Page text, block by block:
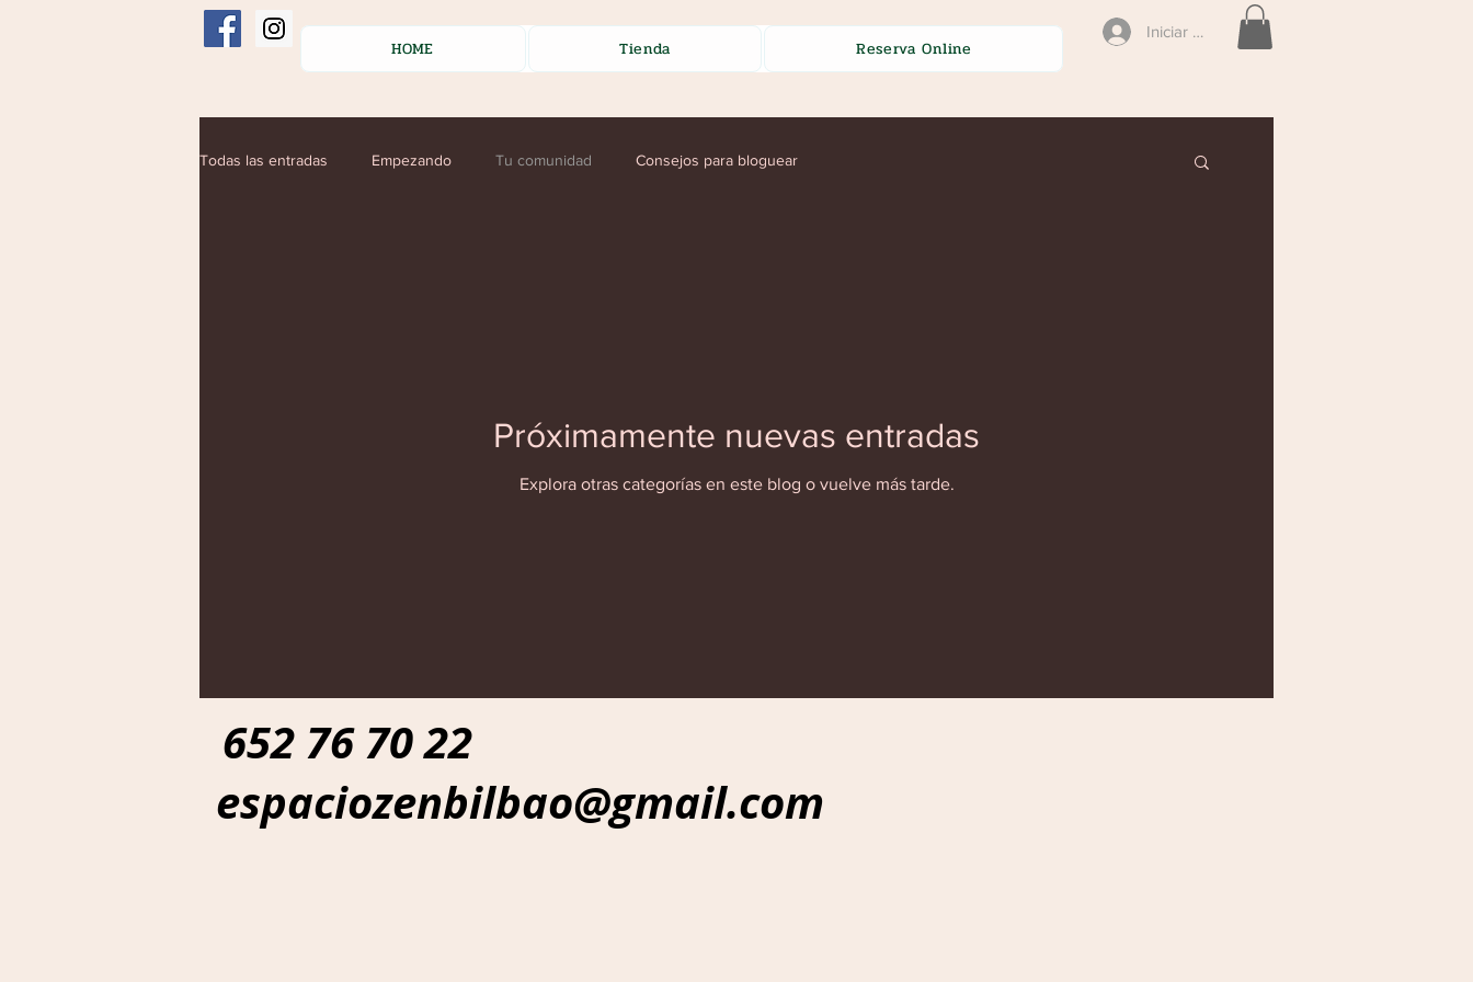
HOME Tienda Reserva Online
Iniciar sesión
Todas las entradas Empezando Tu comunidad Consejos para bloguear
Próximamente nuevas entradas
Explora otras categorías en este blog o vuelve más tarde.
652 76 70 22
espaciozenbilbao@gmail.com